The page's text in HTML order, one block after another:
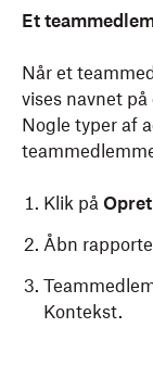
Et
Når et
vises navnet på
Nogle typer af
Klik på
Åbn
Kontekst.